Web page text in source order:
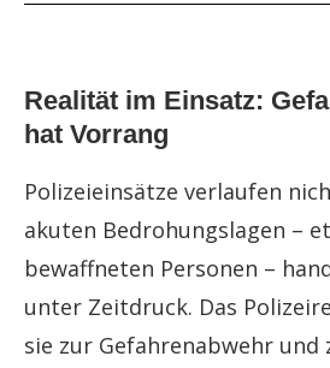
Realität im Einsatz:
hat Vorrang
Polizeieinsätze verlaufen
akuten Bedrohungslagen –
bewaffneten Personen –
unter Zeitdruck. Das
sie zur Gefahrenabwehr und